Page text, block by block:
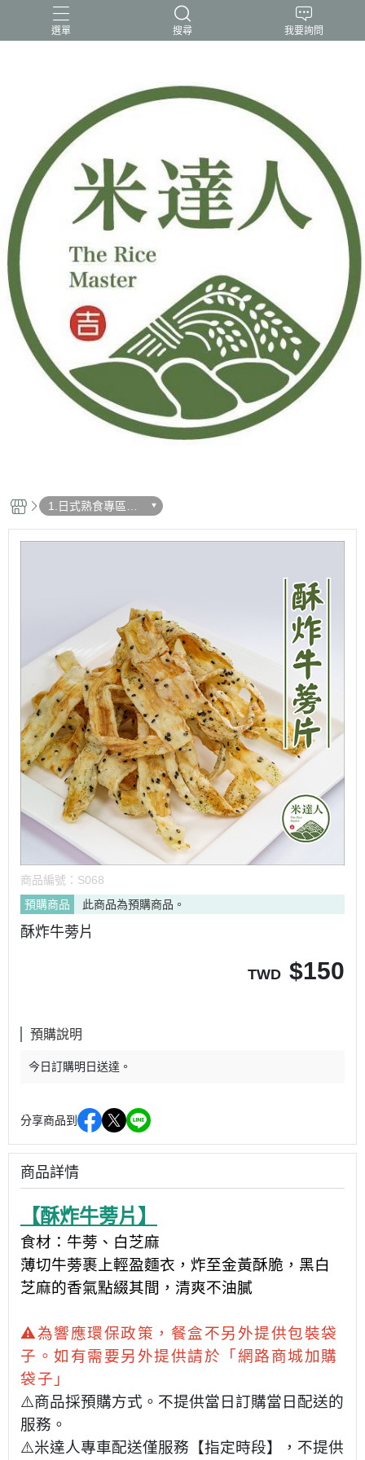
選單 搜尋 我要詢問
1.日式熟食專區
【惣菜】
商品編號： S068
預購商品
此商品為預購商品。
酥炸牛蒡片
TWD $150
預購說明
今日訂購明日送達。
分享商品到
商品詳情
【酥炸牛蒡片】
食材：牛蒡、白芝麻
薄切牛蒡裹上輕盈麵衣，炸至金黃酥脆，黑白
芝麻的香氣點綴其間，清爽不油膩
⚠️為響應環保政策，餐盒不另外提供包裝袋
子。如有需要另外提供請於「網路商城加購
袋子」
⚠️商品採預購方式。不提供當日訂購當日配送的
服務。
⚠️米達人專車配送僅服務【指定時段】，不提供